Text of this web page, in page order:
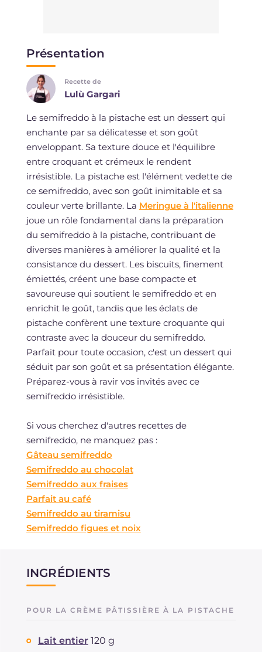
Présentation
Recette de
Lulù Gargari
Le semifreddo à la pistache est un dessert qui
enchante par sa délicatesse et son goût
enveloppant. Sa texture douce et l'équilibre
entre croquant et crémeux le rendent
irrésistible. La pistache est l'élément vedette de
ce semifreddo, avec son goût inimitable et sa
couleur verte brillante. La Meringue à l'italienne
joue un rôle fondamental dans la préparation
du semifreddo à la pistache, contribuant de
diverses manières à améliorer la qualité et la
consistance du dessert. Les biscuits, finement
émiettés, créent une base compacte et
savoureuse qui soutient le semifreddo et en
enrichit le goût, tandis que les éclats de
pistache confèrent une texture croquante qui
contraste avec la douceur du semifreddo.
Parfait pour toute occasion, c'est un dessert qui
séduit par son goût et sa présentation élégante.
Préparez-vous à ravir vos invités avec ce
semifreddo irrésistible.
Si vous cherchez d'autres recettes de
semifreddo, ne manquez pas :
Gâteau semifreddo
Semifreddo au chocolat
Semifreddo aux fraises
Parfait au café
Semifreddo au tiramisu
Semifreddo figues et noix
INGRÉDIENTS
POUR LA CRÈME PÂTISSIÈRE À LA PISTACHE
Lait entier 120 g